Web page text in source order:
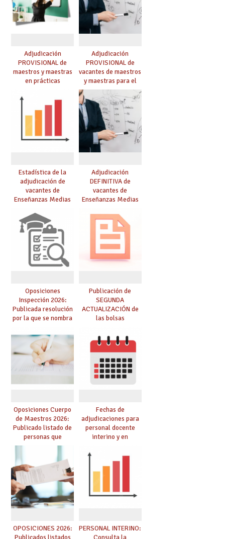
Adjudicación
PROVISIONAL de
maestros y maestras
en prácticas
Adjudicación
PROVISIONAL de
vacantes de maestros
y maestras para el
curso 26-27
Estadística de la
adjudicación de
vacantes de
Enseñanzas Medias
Adjudicación
DEFINITIVA de
vacantes de
Enseñanzas Medias
Oposiciones
Inspección 2026:
Publicada resolución
por la que se nombra
prácticas, se regulan
dichas prácticas y se
convoca acto público
de adjudicación
Publicación de
SEGUNDA
ACTUALIZACIÓN de
las bolsas
Cuerpo de Maestros
de especialidades
convocadas a
oposición
Oposiciones Cuerpo
de Maestros 2026:
Publicado listado de
personas que
adquieren nueva
especialidad
Fechas de
adjudicaciones para
personal docente
interino y en
debes saber
OPOSICIONES 2026:
Publicados listados
PERSONAL INTERINO:
Consulta la